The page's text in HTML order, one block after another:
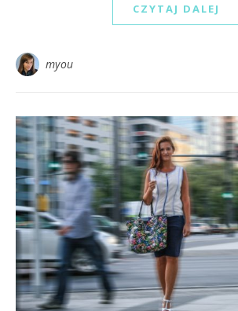
CZYTAJ DALEJ
myou